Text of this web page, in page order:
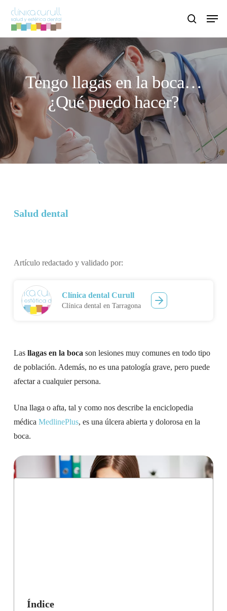
content
search
Menu
Tengo llagas en la boca…
¿Qué puedo hacer?
Salud dental
Artículo redactado y validado por:
Clínica dental Curull
Clínica dental en Tarragona
Las llagas en la boca son lesiones muy comunes en todo tipo
de población. Además, no es una patología grave, pero puede
afectar a cualquier persona.
Una llaga o afta, tal y como nos describe la enciclopedia
médica MedlinePlus, es una úlcera abierta y dolorosa en la
boca.
Índice